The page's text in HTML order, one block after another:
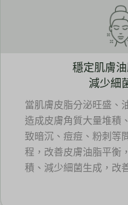
穩定肌膚油
減少細
當肌膚皮脂分泌旺盛、
造成皮膚角質大量堆積
致暗沉、痘痘、粉刺等
程，改善皮膚油脂平衡
積、減少細菌生成，改